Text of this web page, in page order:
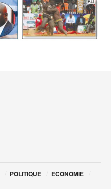
POLITIQUE
ECONOMIE